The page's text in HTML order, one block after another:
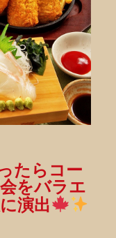
たらコー
をバラエ
演出